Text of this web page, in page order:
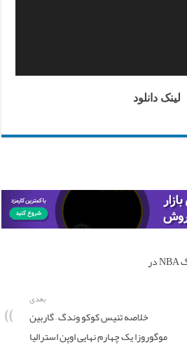
لینک دانلود
دانلود فول مچ مسابقات لیگ NBA در
بعدی
خلاصه تنیس کوکو وندگ – گاربین
موگوروزا یک چهارم نهایی اوپن استرالیا